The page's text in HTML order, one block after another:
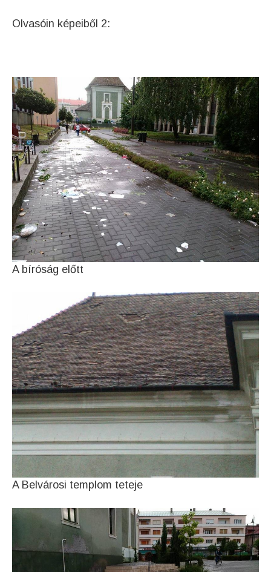
Olvasóin képeiből 2:
A bíróság előtt
A Belvárosi templom teteje